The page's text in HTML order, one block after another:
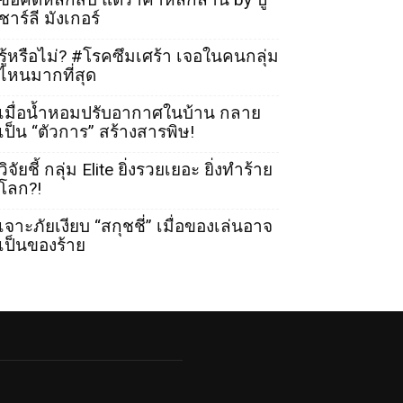
าร์ลี มังเกอร์
หรือไม่? #โรคซึมเศร้า เจอในคนกลุ่ม
หนมากที่สุด
มื่อน้ำหอมปรับอากาศในบ้าน กลาย
ป็น “ตัวการ” สร้างสารพิษ!
จัยชี้ กลุ่ม Elite ยิ่งรวยเยอะ ยิ่งทำร้าย
ลก?!
จาะภัยเงียบ “สกุชชี่” เมื่อของเล่นอาจ
ป็นของร้าย